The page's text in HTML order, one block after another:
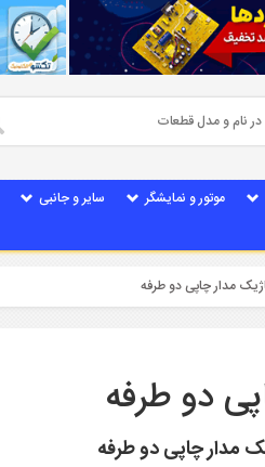
موتور و نمایشگر سایر و جانبی
مدار چاپی دو طرفه
دو طرفه
مدار چاپی دو طرفه